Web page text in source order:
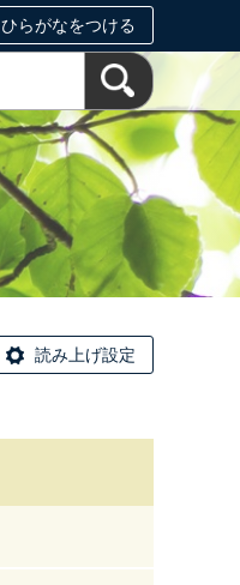
ひらがなをつける
読み上げ設定